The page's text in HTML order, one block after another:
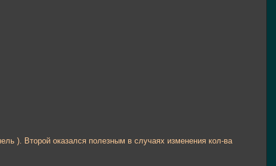
). Второй оказался полезным в случаях изменения кол-ва